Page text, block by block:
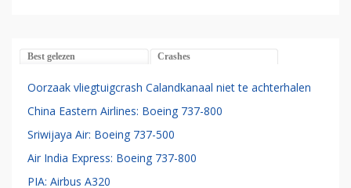
Best gelezen Crashes
Oorzaak vliegtuigcrash Calandkanaal niet te achterhalen
China Eastern Airlines: Boeing 737-800
Sriwijaya Air: Boeing 737-500
Air India Express: Boeing 737-800
PIA: Airbus A320